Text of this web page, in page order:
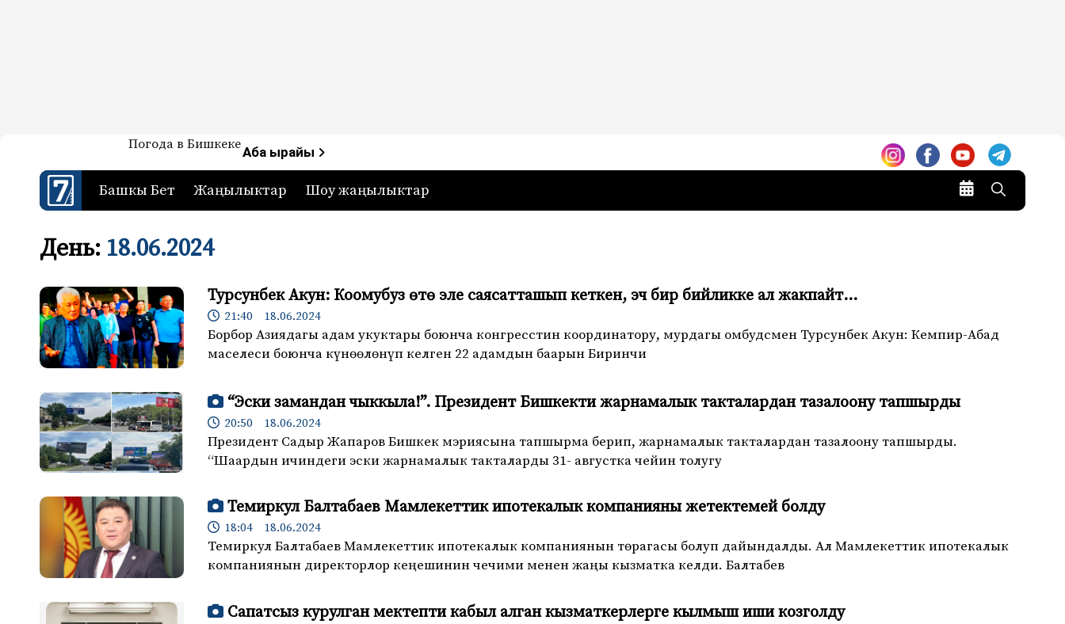
7-канал. Жаңылыктар — Кыргызстан
Жаңылыктар — Кыргызстан
Погода в БишкекеАба ырайы
Башкы Бет Жаңылыктар Шоу жаңылыктар
День: 18.06.2024
Турсунбек Акун: Коомубуз өтө эле саясатташып кеткен, эч бир бийликке ал жакпайт…
21:40 18.06.2024
Борбор Азиядагы адам укуктары боюнча конгресстин координатору, мурдагы омбудсмен Турсунбек Акун: Кемпир-Абад
маселеси боюнча күнөөлөнүп келген 22 адамдын баарын Биринчи
“Эски замандан чыккыла!”. Президент Бишкекти жарнамалык такталардан тазалоону тапшырды
20:50 18.06.2024
Президент Садыр Жапаров Бишкек мэриясына тапшырма берип, жарнамалык такталардан тазалоону тапшырды.
“Шаардын ичиндеги эски жарнамалык такталарды 31- августка чейин толугу
Темиркул Балтабаев Мамлекеттик ипотекалык компанияны жетектемей болду
18:04 18.06.2024
Темиркул Балтабаев Мамлекеттик ипотекалык компаниянын төрагасы болуп дайындалды. Ал Мамлекеттик ипотекалык
компаниянын директорлор кеңешинин чечими менен жаңы кызматка келди. Балтабев
Сапатсыз курулган мектепти кабыл алган кызматкерлерге кылмыш иши козголду